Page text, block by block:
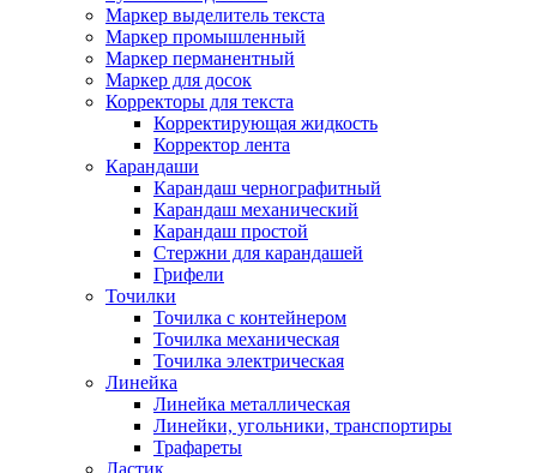
Маркер выделитель текста
Маркер промышленный
Маркер перманентный
Маркер для досок
Корректоры для текста
Корректирующая жидкость
Корректор лента
Карандаши
Карандаш чернографитный
Карандаш механический
Карандаш простой
Стержни для карандашей
Грифели
Точилки
Точилка с контейнером
Точилка механическая
Точилка электрическая
Линейка
Линейка металлическая
Линейки, угольники, транспортиры
Трафареты
Ластик